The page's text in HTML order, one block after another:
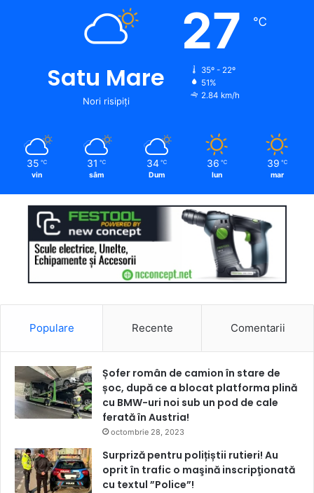
Satu Mare
Nori risipiți
27 ℃
35º - 22º
51%
2.84 km/h
35 ℃
vin
31 ℃
sâm
34 ℃
Dum
36 ℃
lun
39 ℃
mar
Populare Recente Comentarii
Șofer român de camion în stare de
șoc, după ce a blocat platforma plină
cu BMW-uri noi sub un pod de cale
ferată în Austria!
octombrie 28, 2023
Surpriză pentru polițiștii rutieri! Au
oprit în trafic o maşină inscripţionată
cu textul ”Police”!